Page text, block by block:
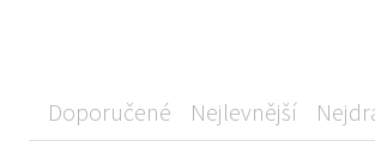
Doporučené Nejlevnější